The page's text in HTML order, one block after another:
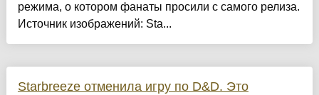
режима, о котором фанаты просили с самого релиза.
Источник изображений: Sta...
Starbreeze отменила игру по D&D. Это